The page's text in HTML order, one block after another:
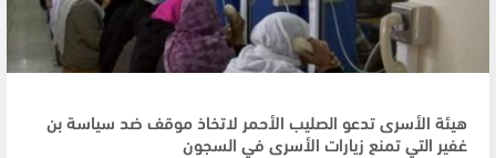
هيئة الأسرى تدعو الصليب الأحمر لاتخاذ موقف ضد سياسة بن
غفير التي تمنع زيارات الأسرى في السجون